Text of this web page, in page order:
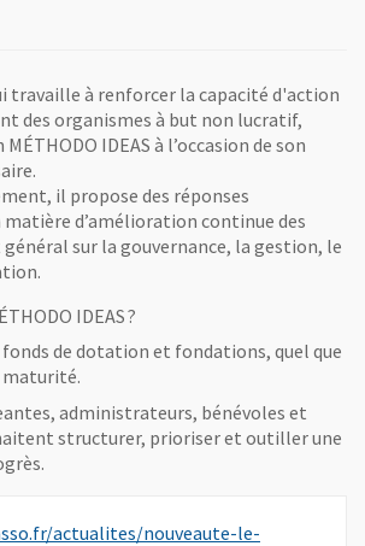
travaille à renforcer la capacité d'action
des organismes à but non lucratif,
IDEAS à l’occasion de son
il propose des réponses
d’amélioration continue des
sur la gouvernance, la gestion, le
IDEAS ?
de dotation et fondations, quel que
maturité.
administrateurs, bénévoles et
structurer, prioriser et outiller une
actualites/nouveaute-le-